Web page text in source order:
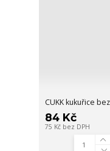
CUKK kukuřice
84 Kč
75 Kč bez DPH